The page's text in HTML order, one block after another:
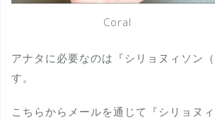
Coral
アナタに必要なのは『シリョヌィソン
す。
こちらからメールを通じて『シリョヌ